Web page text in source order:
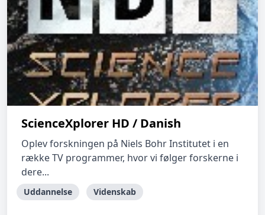
ScienceXplorer HD / Danish
Oplev forskningen på Niels Bohr Institutet i en
række TV programmer, hvor vi følger forskerne i
dere...
Uddannelse Videnskab